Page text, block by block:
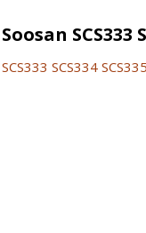
SCS333